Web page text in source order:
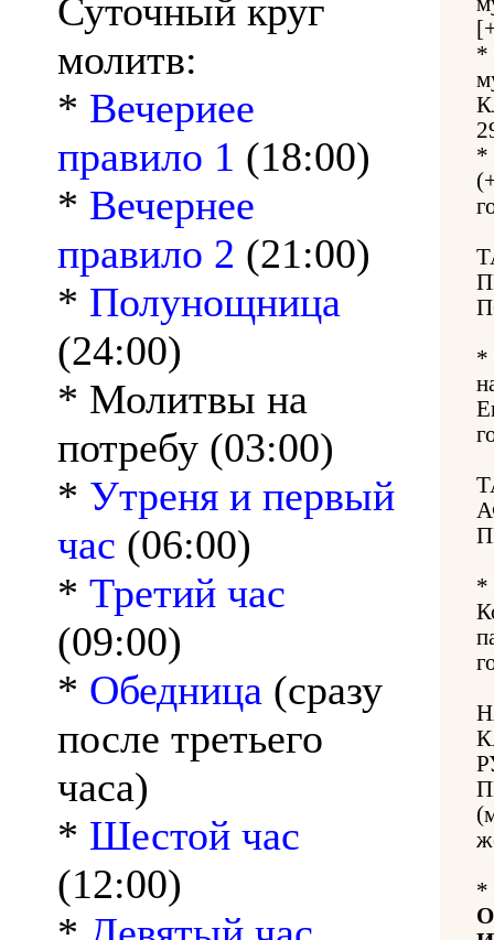
Суточный круг
молитв:
* Вечериее
правило 1 (18:00)
* Вечернее
правило 2 (21:00)
* Полунощница
(24:00)
* Молитвы на
потребу (03:00)
* Утреня и первый
час (06:00)
* Третий час
(09:00)
* Обедница (сразу
после третьего
часа)
* Шестой час
(12:00)
*
*
*
*
*